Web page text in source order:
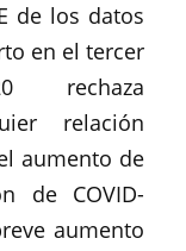
de los datos
en el tercer
rechaza
relación
aumento de
de COVID-
aumento